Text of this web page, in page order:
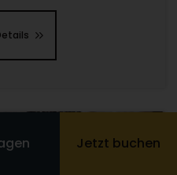
Jetzt buchen